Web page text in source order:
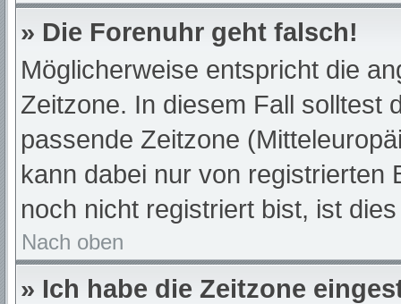
» Die Forenuhr geht falsch!
Möglicherweise entspricht die
Zeitzone. In diesem Fall solltest
passende Zeitzone
kann dabei nur von registrierten
noch nicht registriert bist, ist
Nach oben
» Ich habe die Zeitzone